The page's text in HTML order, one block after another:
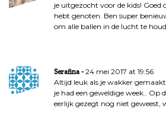
je uitgezocht voor de kids! Goed
hebt genoten. Ben super
om alle ballen in de lucht te
Serafina
24 mei 2017 at 19:56
Altijd leuk als je wakker
je had een geweldige week.. Op
eerlijk gezegt nog niet geweest,